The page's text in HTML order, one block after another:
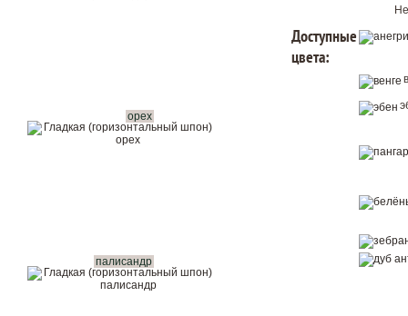
орех
палисандр
Доступные
цвета: